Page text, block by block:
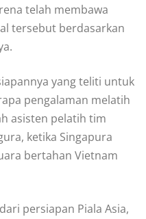
telah membawa
tersebut berdasarkan
yang teliti untuk
pengalaman melatih
asisten pelatih tim
ketika Singapura
bertahan Vietnam
persiapan Piala Asia,